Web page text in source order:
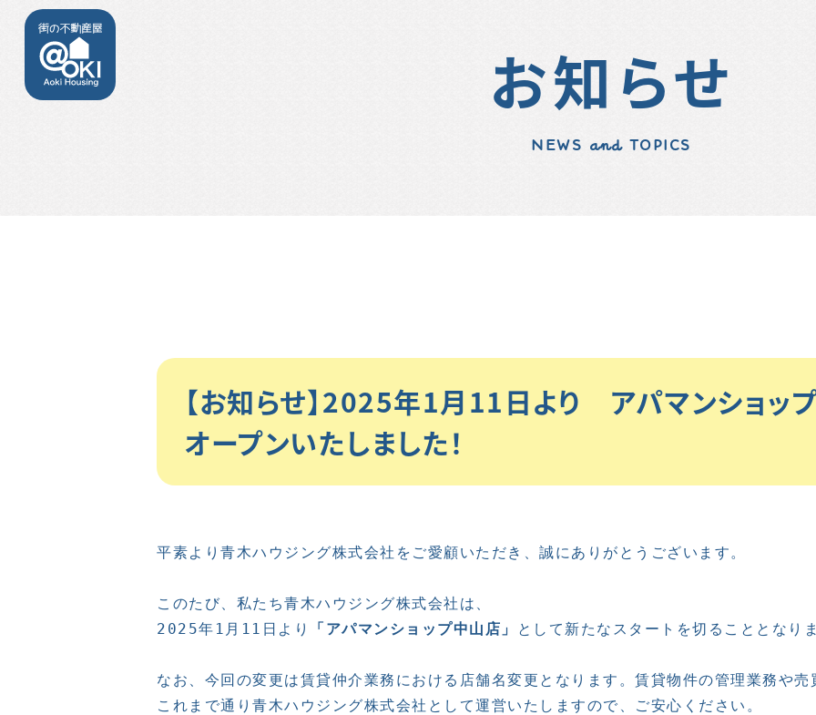
お知らせ
NEWS and TOPICS
【お知らせ】2025年1月11日より アパマンショ
オープンいたしました！
平素より青木ハウジング株式会社をご愛顧いただき、誠にありがとうございます。
このたび、私たち青木ハウジング株式会社は、
2025年1月11日より
「アパマンショップ中山店」 として新たなスタートを切ることとなり
なお、今回の変更は賃貸仲介業務における店舗名変更となります。賃貸物件の管理業務や
これまで通り青木ハウジング株式会社として運営いたしますので、ご安心ください。